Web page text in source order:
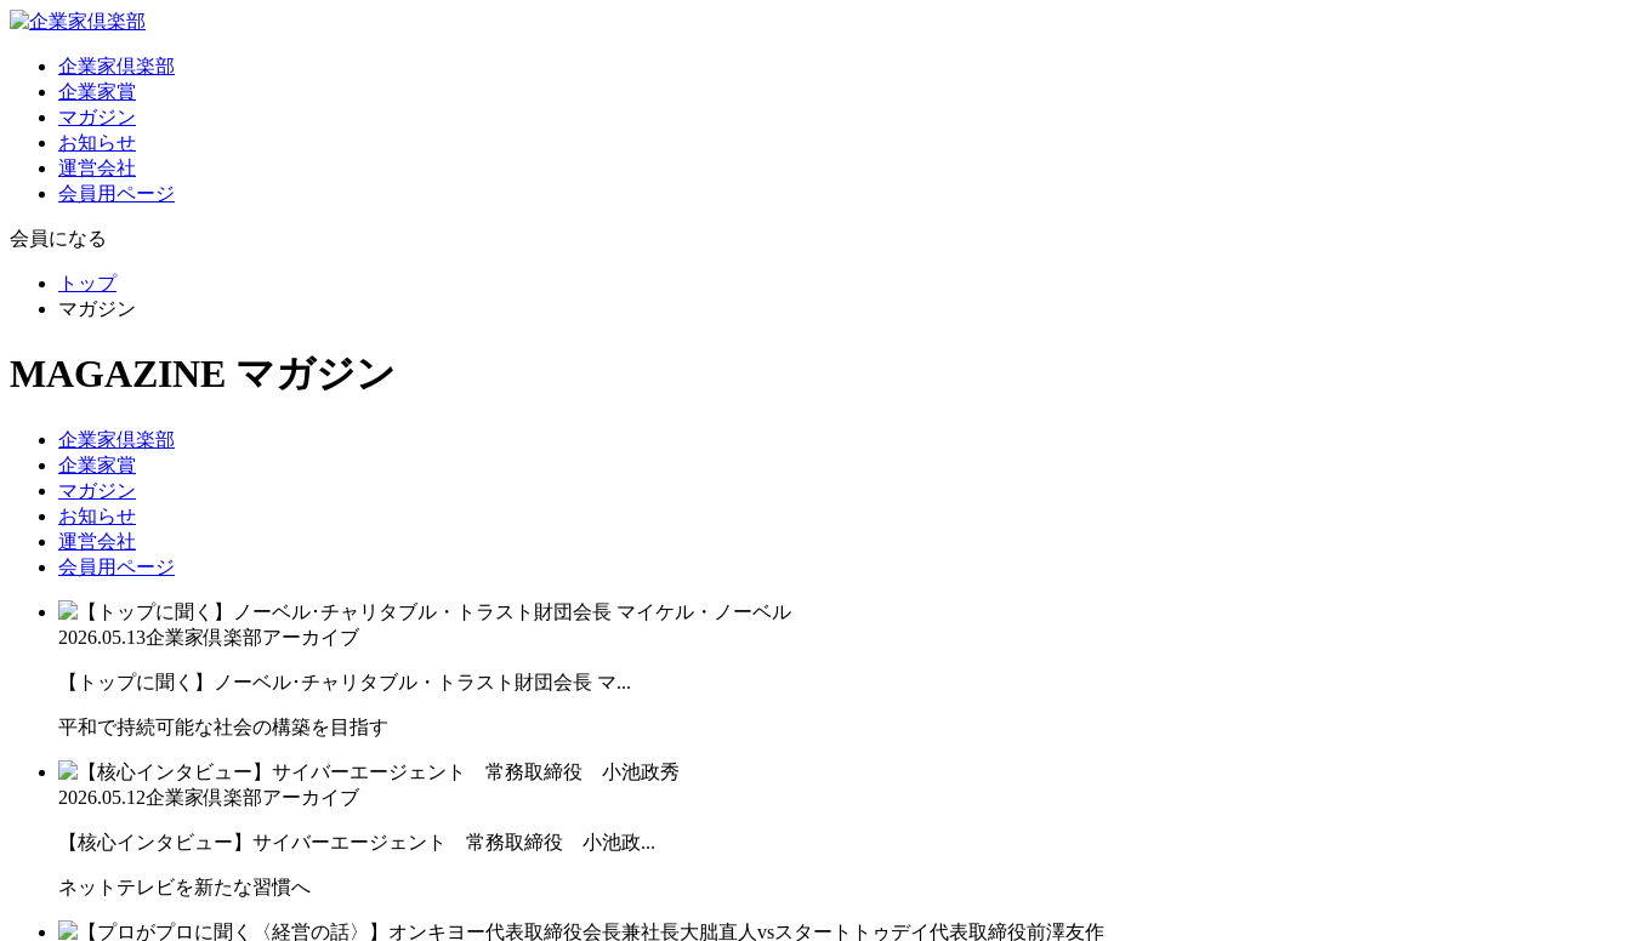
企業家倶楽部
企業家賞
マガジン
お知らせ
運営会社
会員用ページ
会員になる
トップ
マガジン
MAGAZINE マガジン
企業家倶楽部
企業家賞
マガジン
お知らせ
運営会社
会員用ページ
2026.05.13企業家倶楽部アーカイブ
【トップに聞く】ノーベル･チャリタブル・トラスト財団会長 マ...
平和で持続可能な社会の構築を目指す
2026.05.12企業家倶楽部アーカイブ
【核心インタビュー】サイバーエージェント 常務取締役 小池政...
ネットテレビを新たな習慣へ